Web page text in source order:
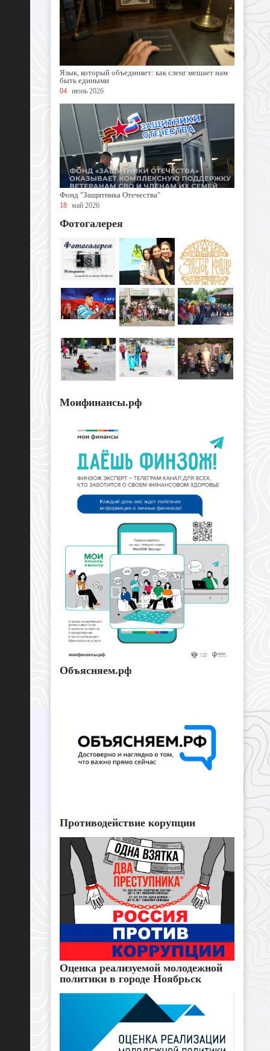
Язык, который объединяет: как сленг мешает нам
быть едиными
04 июнь 2026
Фонд "Защитника Отечества"
18 май 2026
Фотогалерея
Моифинансы.рф
Объясняем.рф
Противодействие корупции
Оценка реализуемой молодежной
политики в городе Ноябрьск